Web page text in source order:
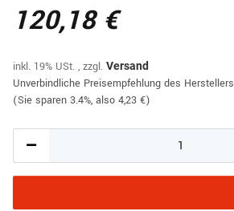
120,18 €
inkl. 19% USt. , zzgl. Versand
Unverbindliche Preisempfehlung des Herstellers
(Sie sparen 3.4%, also 4,23 €)